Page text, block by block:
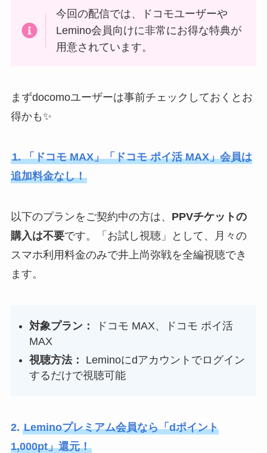
今回の配信では、ドコモユーザーや
Lemino会員向けに非常にお得な特典が
用意されています。
まずdocomoユーザーは事前チェックしておくとお
得かも✨
1. 「ドコモ MAX」「ドコモ ポイ活 MAX」会員は
追加料金なし！
以下のプランをご契約中の方は、 PPVチケットの
購入は不要です。「お試し視聴」として、月々の
スマホ利用料金のみで井上尚弥戦を全編視聴でき
ます。
対象プラン：
ドコモ MAX、ドコモ ポイ活
MAX
視聴方法：
Leminoにdアカウントでログイン
するだけで視聴可能
2. Leminoプレミアム会員なら「dポイント
1,000pt」還元！